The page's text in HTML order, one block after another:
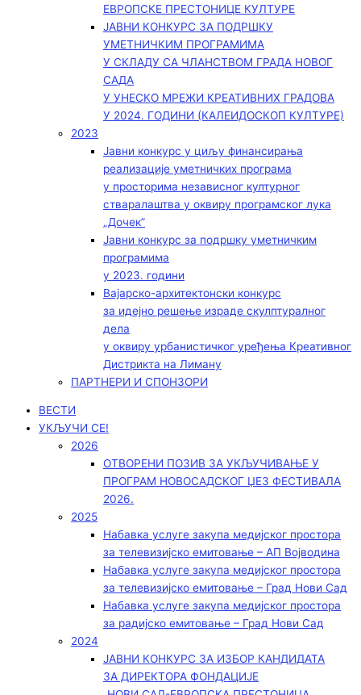
ЕВРОПСКЕ ПРЕСТОНИЦЕ КУЛТУРЕ
ЈАВНИ КОНКУРС ЗА ПОДРШКУ
УМЕТНИЧКИМ ПРОГРАМИМА
У СКЛАДУ СА ЧЛАНСТВОМ ГРАДА НОВОГ
САДА
У УНЕСКО МРЕЖИ КРЕАТИВНИХ ГРАДОВА
У 2024. ГОДИНИ (КАЛЕИДОСКОП КУЛТУРЕ)
2023
Јавни конкурс у циљу финансирања
реализације уметничких програма
у просторима независног културног
стваралаштва у оквиру програмског лука
„Дочек”
Јавни конкурс за подршку уметничким
програмима
у 2023. години
Вајарско-архитектонски конкурс
за идејно решење израде скулптуралног
дела
у оквиру урбанистичког уређења Креативног
Дистрикта на Лиману
ПАРТНЕРИ И СПОНЗОРИ
ВЕСТИ
УКЉУЧИ СЕ!
2026
ОТВОРЕНИ ПОЗИВ ЗА УКЉУЧИВАЊЕ У
ПРОГРАМ НОВОСАДСКОГ ЏЕЗ ФЕСТИВАЛА
2026.
2025
Набавка услуге закупа медијског простора
за телевизијско емитовање – АП Војводинa
Набавка услуге закупа медијског простора
за телевизијско емитовање – Град Нови Сад
Набавка услуге закупа медијског простора
за радијско емитовање – Град Нови Сад
2024
ЈАВНИ КОНКУРС ЗА ИЗБОР КАНДИДАТА
ЗА ДИРЕКТОРА ФОНДАЦИЈЕ